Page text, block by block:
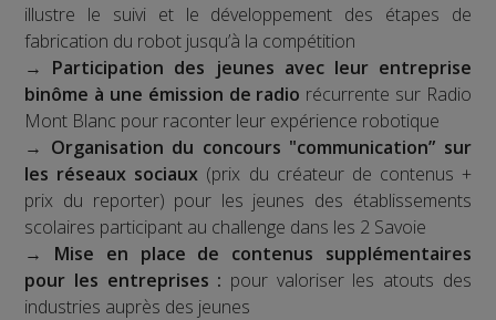
illustre le suivi et le développement des étapes de
fabrication du robot jusqu’à la compétition
→ Participation des jeunes avec leur entreprise
binôme à une émission de radio récurrente sur Radio
Mont Blanc pour raconter leur expérience robotique
→ Organisation du concours "communication” sur
les réseaux sociaux (prix du créateur de contenus +
prix du reporter) pour les jeunes des établissements
scolaires participant au challenge dans les 2 Savoie
→ Mise en place de contenus supplémentaires
pour les entreprises : pour valoriser les atouts des
industries auprès des jeunes